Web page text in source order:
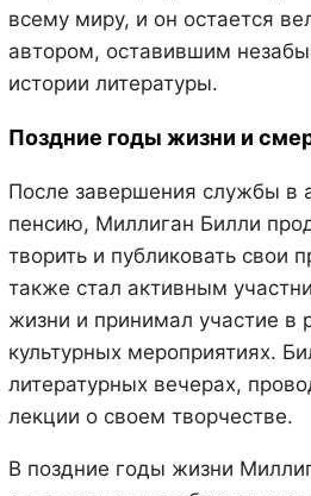
всему миру, и он остается
автором, оставившим
истории литературы.
Поздние годы жизни и
После завершения службы в
пенсию, Миллиган Билли
творить и публиковать свои
также стал активным
жизни и принимал участие в
культурных мероприятиях.
литературных вечерах,
лекции о своем творчестве.
В поздние годы жизни